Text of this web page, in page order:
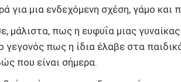
για μια ενδεχόμενη σχέση, γάμο και
μάλιστα, πως η ευφυΐα μιας
γεγονός πως η ίδια έλαβε στα
που είναι σήμερα.